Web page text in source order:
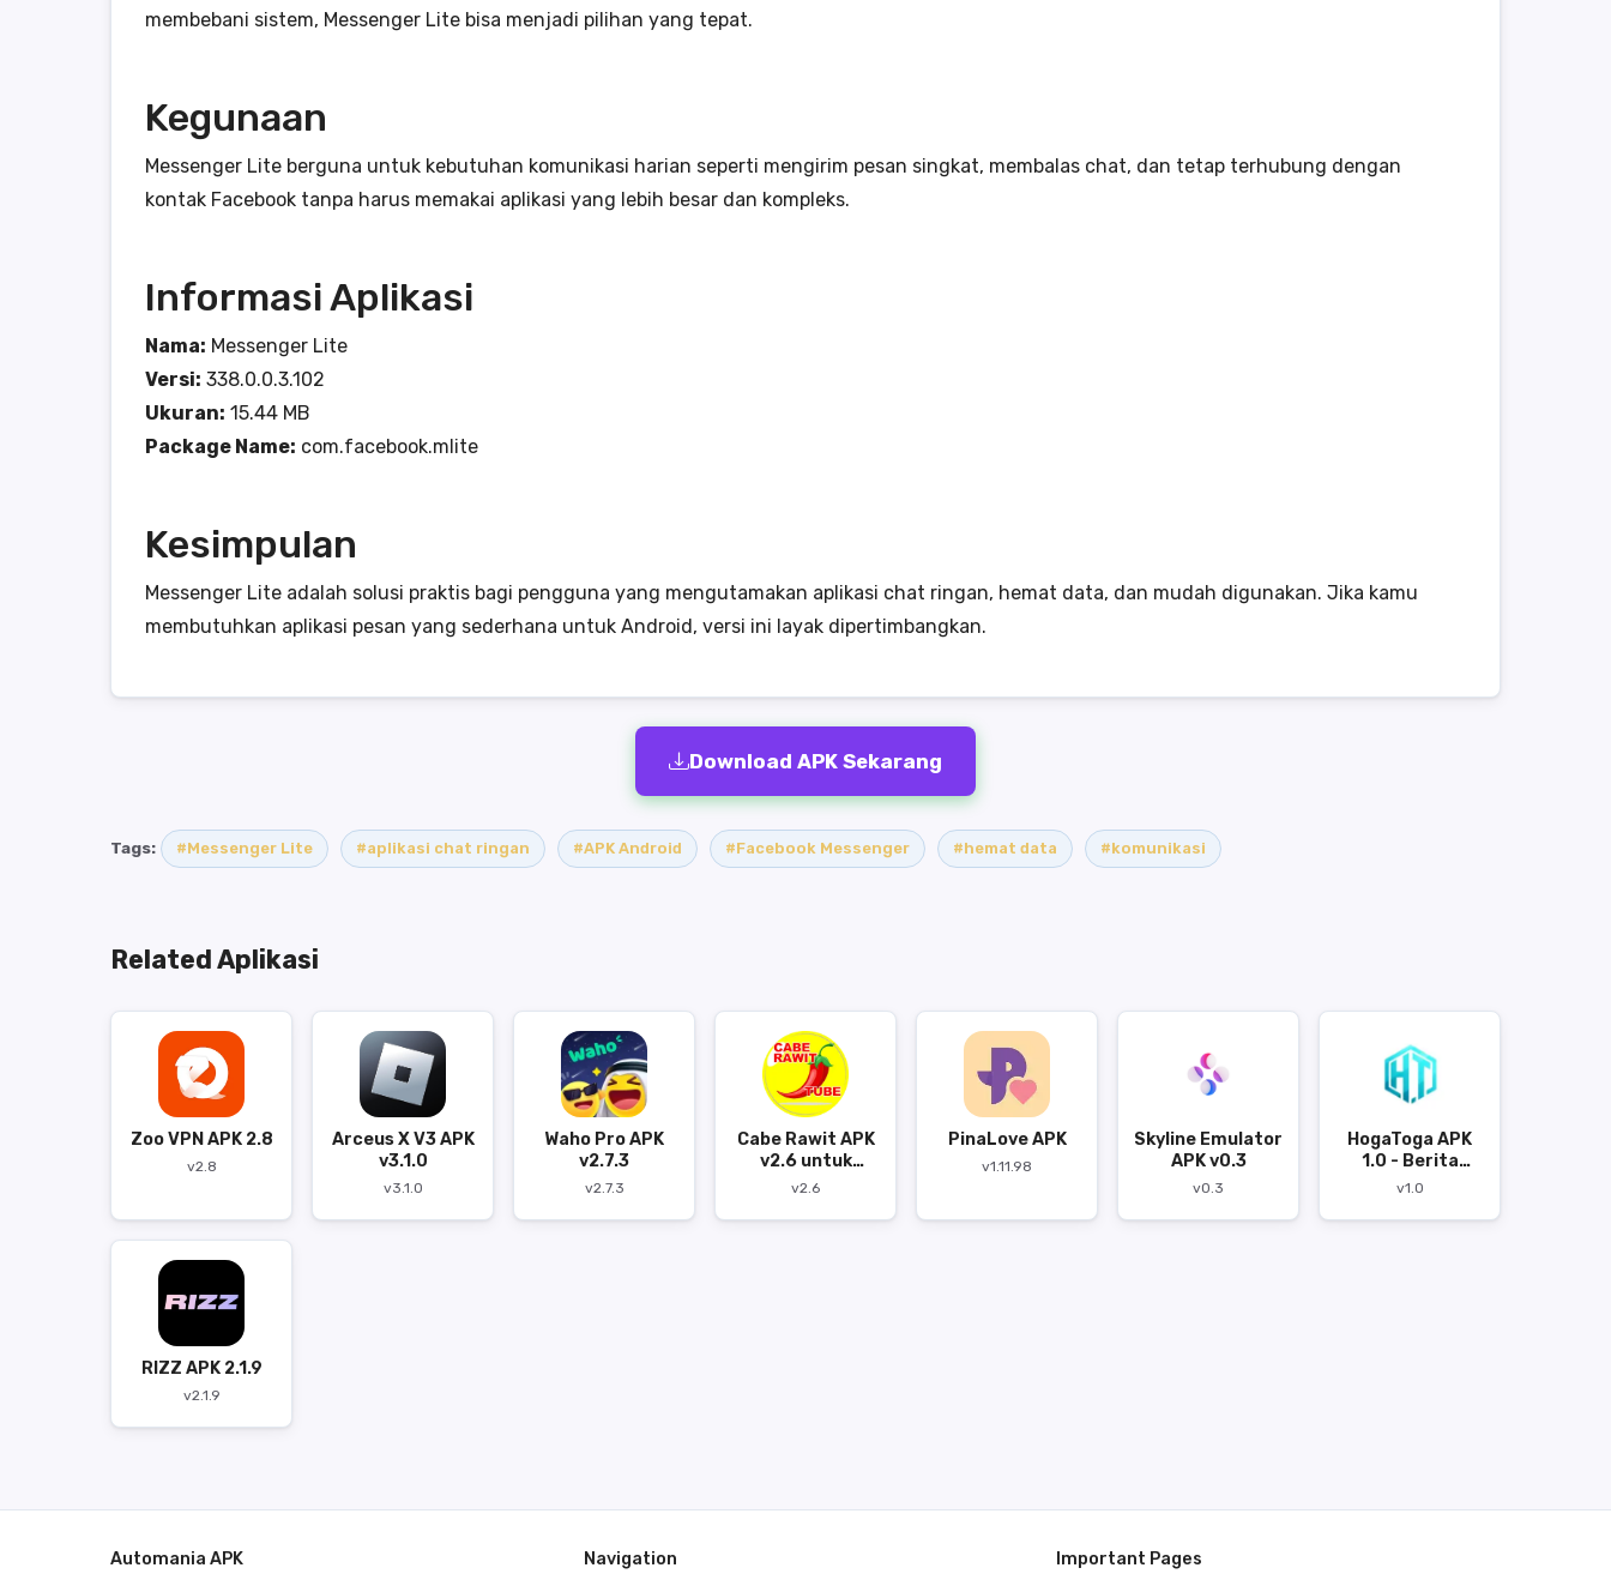
membebani sistem, Messenger Lite bisa menjadi pilihan yang tepat.
Kegunaan
Messenger Lite berguna untuk kebutuhan komunikasi harian seperti mengirim pesan singkat, membalas chat, dan tetap terhubung dengan
kontak Facebook tanpa harus memakai aplikasi yang lebih besar dan kompleks.
Informasi Aplikasi
Nama: Messenger Lite
Versi: 338.0.0.3.102
Ukuran: 15.44 MB
Package Name: com.facebook.mlite
Kesimpulan
Messenger Lite adalah solusi praktis bagi pengguna yang mengutamakan aplikasi chat ringan, hemat data, dan mudah digunakan. Jika kamu
membutuhkan aplikasi pesan yang sederhana untuk Android, versi ini layak dipertimbangkan.
Download APK Sekarang
Tags: #Messenger Lite #aplikasi chat ringan #APK Android #Facebook Messenger #hemat data #komunikasi
Related Aplikasi
Zoo VPN APK 2.8
v2.8
Arceus X V3 APK
v3.1.0
v3.1.0
Waho Pro APK
v2.7.3
v2.7.3
Cabe Rawit APK
v2.6 untuk
Android
v2.6
PinaLove APK
v1.11.98
Skyline Emulator
APK v0.3
v0.3
HogaToga APK
1.0 - Berita
Teknologi
v1.0
RIZZ APK 2.1.9
v2.1.9
Automania APK Navigation Important Pages